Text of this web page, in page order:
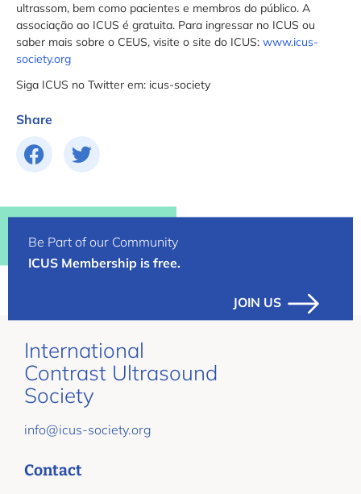
Share
ultrassom, bem como pacientes e membros do público. A
associação ao ICUS é gratuita. Para ingressar no ICUS ou
saber mais sobre o CEUS, visite o site do ICUS: www.icus-
society.org
Siga ICUS no Twitter em: icus-society
Be Part of our Community
ICUS Membership is free.
JOIN US
International
Contrast Ultrasound
Society
info@icus-society.org
Contact